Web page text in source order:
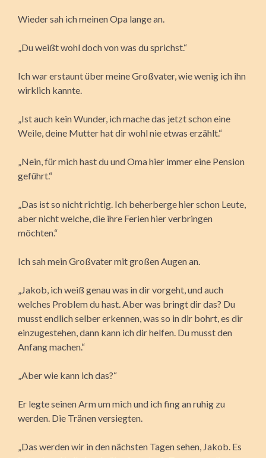
Wieder sah ich meinen Opa lange an.
„Du weißt wohl doch von was du sprichst.“
Ich war erstaunt über meine Großvater, wie wenig ich ihn
wirklich kannte.
„Ist auch kein Wunder, ich mache das jetzt schon eine
Weile, deine Mutter hat dir wohl nie etwas erzählt.“
„Nein, für mich hast du und Oma hier immer eine Pension
geführt.“
„Das ist so nicht richtig. Ich beherberge hier schon Leute,
aber nicht welche, die ihre Ferien hier verbringen
möchten.“
Ich sah mein Großvater mit großen Augen an.
„Jakob, ich weiß genau was in dir vorgeht, und auch
welches Problem du hast. Aber was bringt dir das? Du
musst endlich selber erkennen, was so in dir bohrt, es dir
einzugestehen, dann kann ich dir helfen. Du musst den
Anfang machen.“
„Aber wie kann ich das?“
Er legte seinen Arm um mich und ich fing an ruhig zu
werden. Die Tränen versiegten.
„Das werden wir in den nächsten Tagen sehen, Jakob. Es